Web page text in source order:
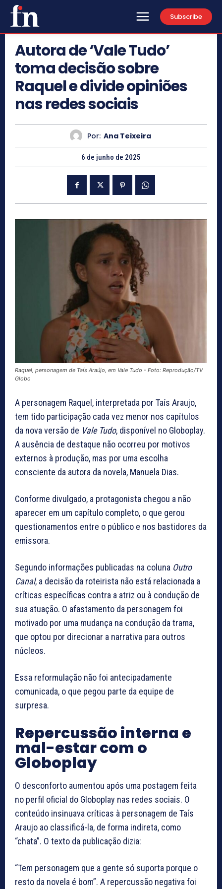
Subscribe
Autora de ‘Vale Tudo’
toma decisão sobre
Raquel e divide opiniões
nas redes sociais
Por: Ana Teixeira
6 de junho de 2025
Raquel, personagem de Taís Araújo, em Vale Tudo - Foto: Reprodução/TV
Globo
A personagem Raquel, interpretada por Taís Araujo,
tem tido participação cada vez menor nos capítulos
da nova versão de Vale Tudo, disponível no Globoplay.
A ausência de destaque não ocorreu por motivos
externos à produção, mas por uma escolha
consciente da autora da novela, Manuela Dias.
Conforme divulgado, a protagonista chegou a não
aparecer em um capítulo completo, o que gerou
questionamentos entre o público e nos bastidores da
emissora.
Segundo informações publicadas na coluna Outro
Canal, a decisão da roteirista não está relacionada a
críticas específicas contra a atriz ou à condução de
sua atuação. O afastamento da personagem foi
motivado por uma mudança na condução da trama,
que optou por direcionar a narrativa para outros
núcleos.
Essa reformulação não foi antecipadamente
comunicada, o que pegou parte da equipe de
surpresa.
Repercussão interna e
mal-estar com o
Globoplay
O desconforto aumentou após uma postagem feita
no perfil oficial do Globoplay nas redes sociais. O
conteúdo insinuava críticas à personagem de Taís
Araujo ao classificá-la, de forma indireta, como
“chata”. O texto da publicação dizia:
“Tem personagem que a gente só suporta porque o
resto da novela é bom”. A repercussão negativa foi